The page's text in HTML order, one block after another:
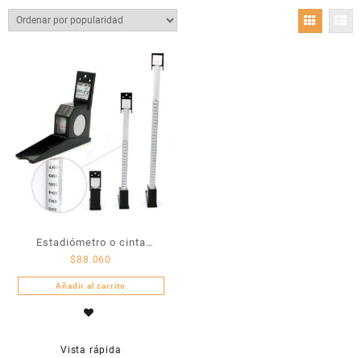
Estadiómetro o cinta
métrica metálica con
retracción, Tallimetro
$88.060
Añadir al carrito
Vista rápida